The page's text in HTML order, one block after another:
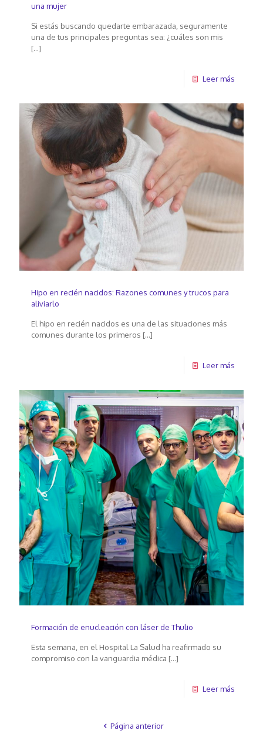
una mujer
Si estás buscando quedarte embarazada, seguramente
una de tus principales preguntas sea: ¿cuáles son mis
[…]
Leer más
Hipo en recién nacidos: Razones comunes y trucos para
aliviarlo
El hipo en recién nacidos es una de las situaciones más
comunes durante los primeros […]
Leer más
Formación de enucleación con láser de Thulio
Esta semana, en el Hospital La Salud ha reafirmado su
compromiso con la vanguardia médica […]
Leer más
Página anterior